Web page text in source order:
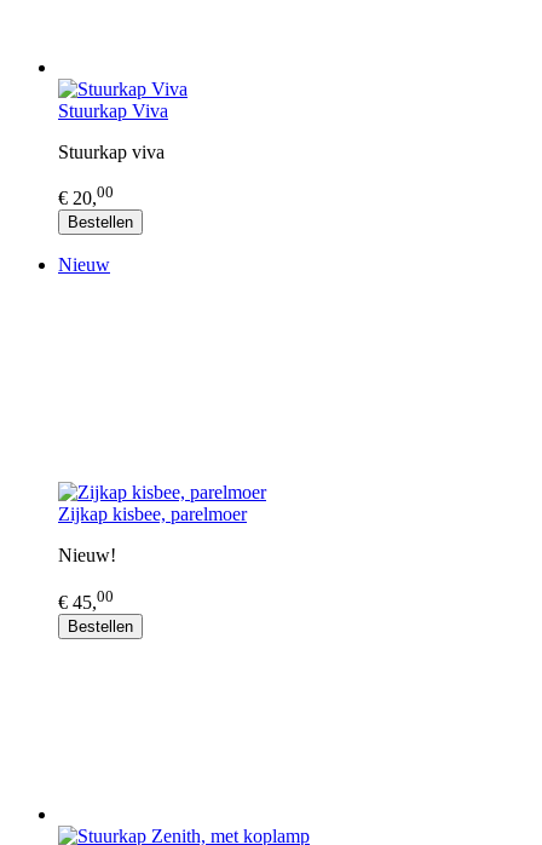
Stuurkap Viva
Stuurkap viva
€ 20,00
Bestellen
Nieuw
Zijkap kisbee, parelmoer
Nieuw!
€ 45,00
Bestellen